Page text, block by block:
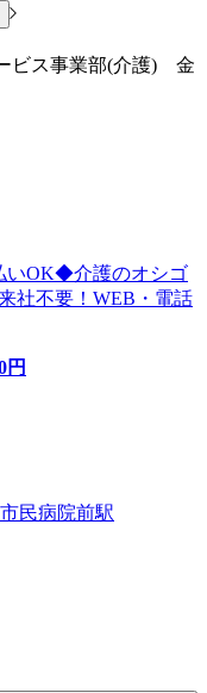
ビス事業部(介護) 金
いOK◆介護のオシゴ
社不要！WEB・電話
円
民病院前駅